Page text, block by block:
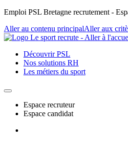
Emploi PSL Bretagne recrutement -
Aller au contenu principalAller aux
Découvrir PSL
Nos solutions RH
Les métiers du sport
Espace recruteur
Espace candidat